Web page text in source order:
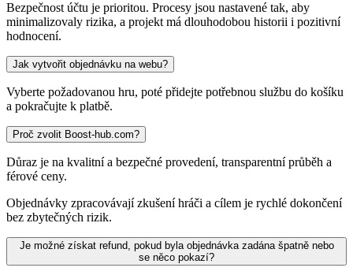
Bezpečnost účtu je prioritou. Procesy jsou nastavené tak, aby
minimalizovaly rizika, a projekt má dlouhodobou historii i pozitivní
hodnocení.
Jak vytvořit objednávku na webu?
Vyberte požadovanou hru, poté přidejte potřebnou službu do košíku
a pokračujte k platbě.
Proč zvolit Boost-hub.com?
Důraz je na kvalitní a bezpečné provedení, transparentní průběh a
férové ceny.
Objednávky zpracovávají zkušení hráči a cílem je rychlé dokončení
bez zbytečných rizik.
Je možné získat refund, pokud byla objednávka zadána špatně nebo
se něco pokazí?